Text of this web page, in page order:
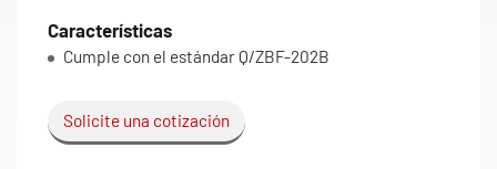
Características
Cumple con el estándar Q/ZBF-202B
Solicite una cotización